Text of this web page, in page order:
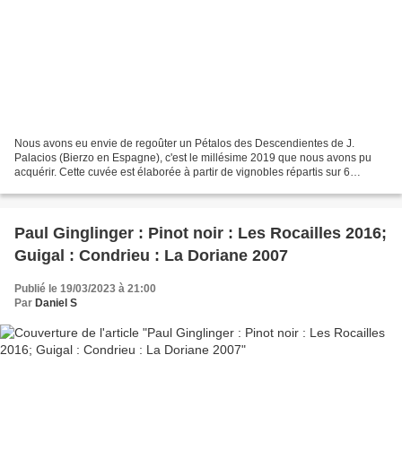
Nous avons eu envie de regoûter un Pétalos des Descendientes de J.
Palacios (Bierzo en Espagne), c'est le millésime 2019 que nous avons pu
acquérir. Cette cuvée est élaborée à partir de vignobles répartis sur 6
Paul Ginglinger : Pinot noir : Les Rocailles 2016;
Guigal : Condrieu : La Doriane 2007
Publié le 19/03/2023 à 21:00
Par Daniel S